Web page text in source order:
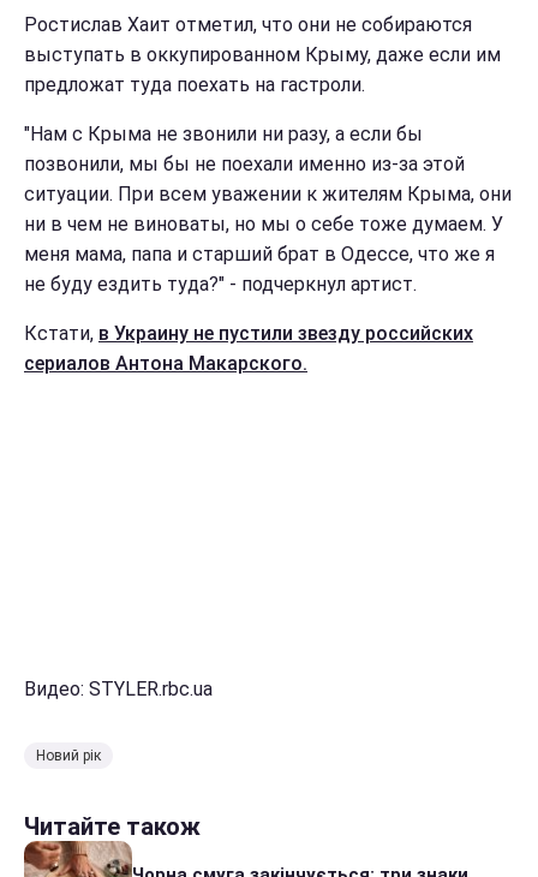
Ростислав Хаит отметил, что они не собираются
выступать в оккупированном Крыму, даже если им
предложат туда поехать на гастроли.
"Нам с Крыма не звонили ни разу, а если бы
позвонили, мы бы не поехали именно из-за этой
ситуации. При всем уважении к жителям Крыма, они
ни в чем не виноваты, но мы о себе тоже думаем. У
меня мама, папа и старший брат в Одессе, что же я
не буду ездить туда?" - подчеркнул артист.
Кстати, в Украину не пустили звезду российских
сериалов Антона Макарского.
Видео: STYLER.rbc.ua
Новий рік
Читайте також